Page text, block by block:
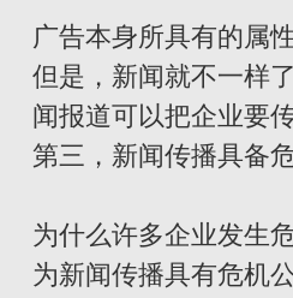
广告本身所具有的属
但是，新闻就不一样
闻报道可以把企业要
第三，新闻传播具备
为什么许多企业发生
为新闻传播具有危机